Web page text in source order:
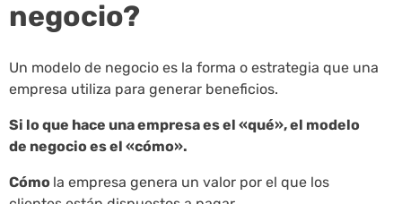
negocio?
Un modelo de negocio es la forma o estrategia que una
empresa utiliza para generar beneficios.
Si lo que hace una empresa es el «qué», el modelo
de negocio es el «cómo».
Cómo la empresa genera un valor por el que los